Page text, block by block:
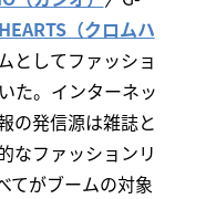
（クロムハ
としてファッショ
た。インターネッ
の発信源は雑誌と
なファッションリ
てがブームの対象